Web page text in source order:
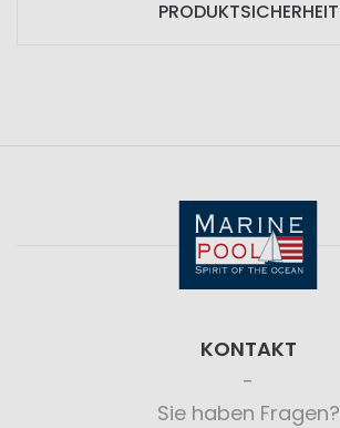
PRODUKTSICHERHEIT
KONTAKT
Sie haben Fragen?